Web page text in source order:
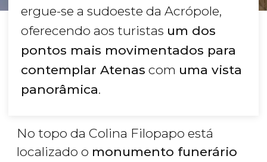
ergue-se a sudoeste da Acrópole,
oferecendo aos turistas um dos
pontos mais movimentados para
contemplar Atenas com uma vista
panorâmica.
No topo da Colina Filopapo está
localizado o monumento funerário